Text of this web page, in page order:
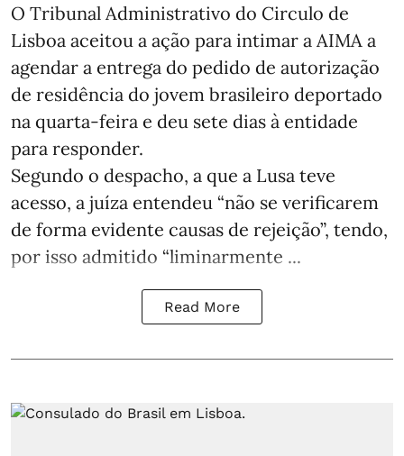
O Tribunal Administrativo do Circulo de
Lisboa aceitou a ação para intimar a AIMA a
agendar a entrega do pedido de autorização
de residência do jovem brasileiro deportado
na quarta-feira e deu sete dias à entidade
para responder.
Segundo o despacho, a que a Lusa teve
acesso, a juíza entendeu “não se verificarem
de forma evidente causas de rejeição”, tendo,
por isso admitido “liminarmente ...
Read More